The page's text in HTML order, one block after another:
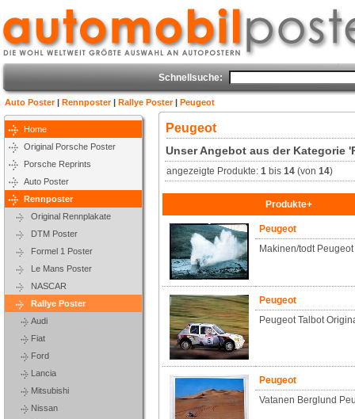
Schnellsuche:
Auto Poster| Rennposter| Rallye Poster| Peugeot
Home
Original Porsche Poster
Porsche Reprints
Auto Poster
Rennposter
Original Rennplakate
DTM Poster
Formel 1 Poster
Le Mans Poster
NASCAR
Rallye Poster
Audi
Fiat
Ford
Lancia
Mitsubishi
Nissan
Peugeot
Unser Angebot aus der Kategorie
angezeigte Produkte:1 bis14 (von14)
Produkte+
Peugeot
Makinen/todt
Peugeot
Peugeot Talbot
Peugeot
Vatanen Berglund